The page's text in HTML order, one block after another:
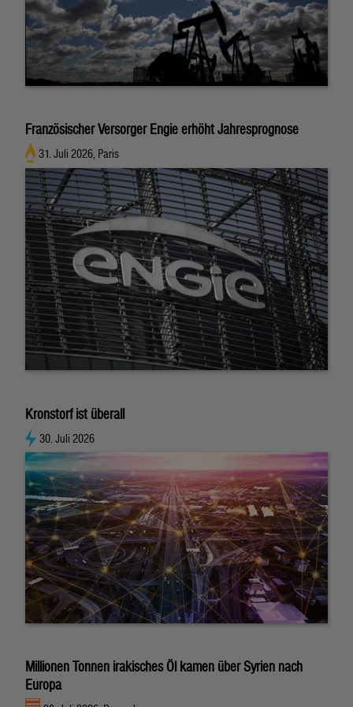
Französischer Versorger Engie erhöht Jahresprognose
31. Juli 2026, Paris
Kronstorf ist überall
30. Juli 2026
Millionen Tonnen irakisches Öl kamen über Syrien nach
Europa